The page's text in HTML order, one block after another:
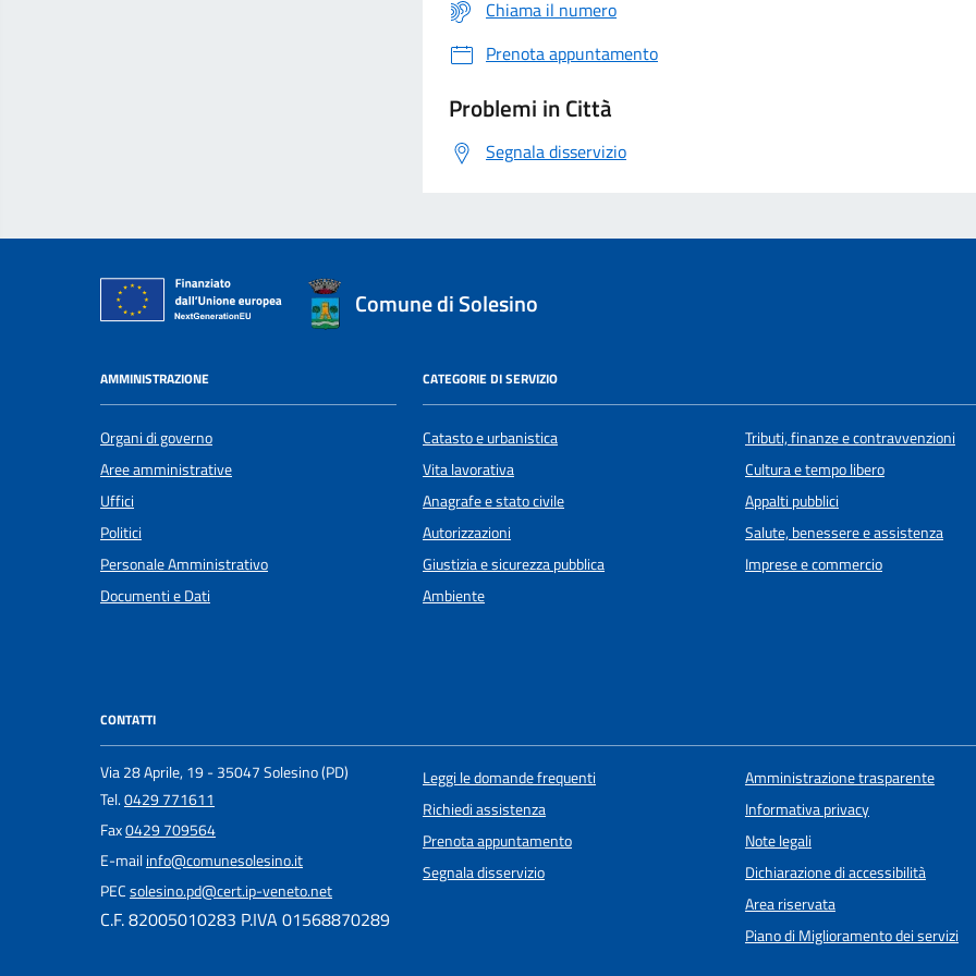
Chiama il numero
Prenota appuntamento
Problemi in Città
Segnala disservizio
Comune di Solesino
AMMINISTRAZIONE
Organi di governo
Aree amministrative
Uffici
Politici
Personale Amministrativo
Documenti e Dati
CATEGORIE DI SERVIZIO
Catasto e urbanistica
Vita lavorativa
Anagrafe e stato civile
Autorizzazioni
Giustizia e sicurezza pubblica
Ambiente
Tributi, finanze e contravvenzioni
Cultura e tempo libero
Appalti pubblici
Salute, benessere e assistenza
Imprese e commercio
CONTATTI
Via 28 Aprile, 19 - 35047 Solesino (PD)
Tel.0429 771611
Fax0429 709564
E-mailinfo@comunesolesino.it
PECsolesino.pd@cert.ip-veneto.net
C.F. 82005010283 P.IVA 01568870289
Leggi le domande frequenti
Richiedi assistenza
Prenota appuntamento
Segnala disservizio
Amministrazione trasparente
Informativa privacy
Note legali
Dichiarazione di accessibilità
Area riservata
Piano di Miglioramento dei servizi